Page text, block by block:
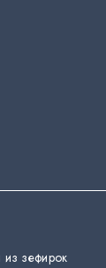
зефирок